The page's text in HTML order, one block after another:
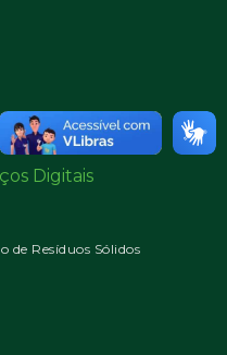
IMA
Digitais
de Resíduos Sólidos